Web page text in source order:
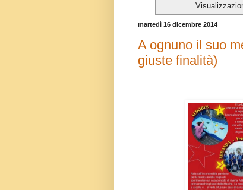
martedì 16 dicembre 2014
A ognuno il suo
giuste finalità)